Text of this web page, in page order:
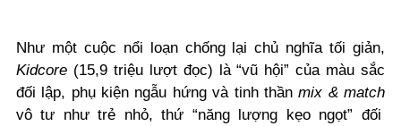
Như một cuộc nổi loạn chống lại chủ nghĩa tối giản,
Kidcore (15,9 triệu lượt đọc) là “vũ hội” của màu sắc
đối lập, phụ kiện ngẫu hứng và tinh thầnmix & match
vô tư như trẻ nhỏ, thứ “năng lượng kẹo ngọt” đối